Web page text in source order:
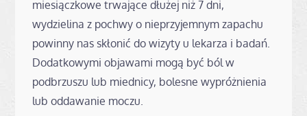
miesiączkowe trwające dłużej niż 7 dni,
wydzielina z pochwy o nieprzyjemnym zapachu
powinny nas skłonić do wizyty u lekarza i badań.
Dodatkowymi objawami mogą być ból w
podbrzuszu lub miednicy, bolesne wypróżnienia
lub oddawanie moczu.